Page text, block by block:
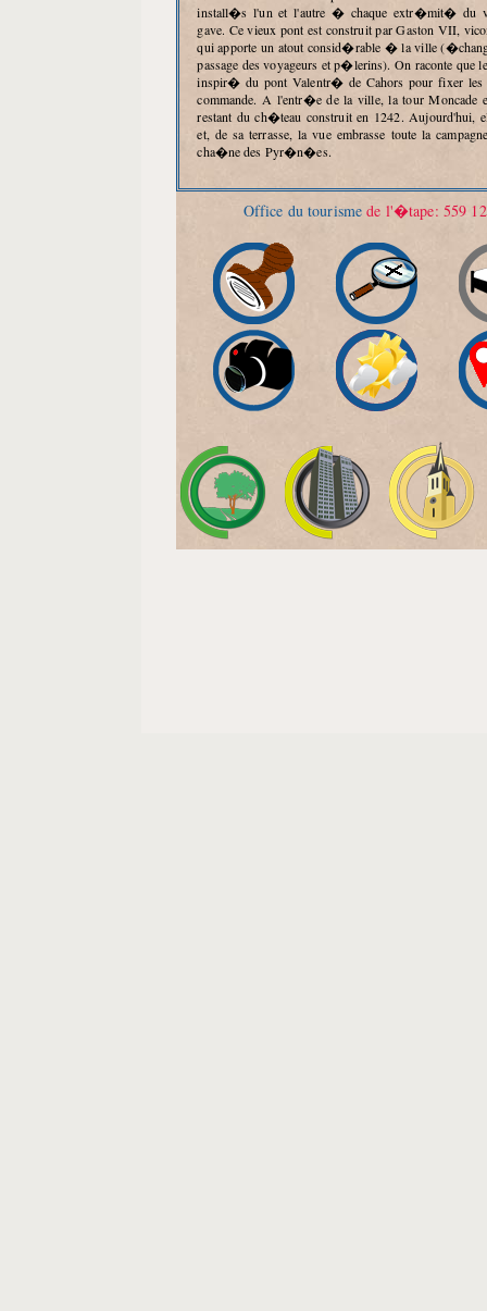
install�s l'un et l'autre � chaque extr�mit� du
gave. Ce vieux pont est construit par Gaston VII,
qui apporte un atout consid�rable � la ville
passage des voyageurs et p�lerins). On raconte que
inspir� du pont Valentr� de Cahors pour fixer
commande. A l'entr�e de la ville, la tour Moncade
restant du ch�teau construit en 1242. Aujourd'hui,
et, de sa terrasse, la vue embrasse toute la
cha�ne des Pyr�n�es.
Office du tourisme de l'�tape: 559